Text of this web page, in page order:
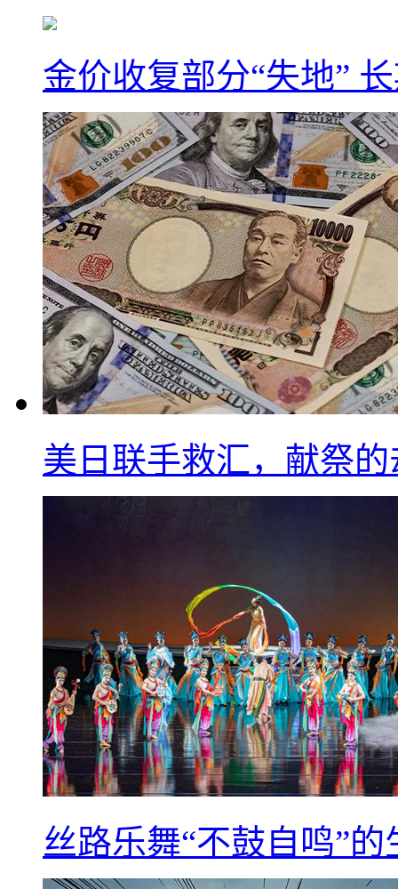
金价收复部分“失地”
美日联手救汇，献祭
丝路乐舞“不鼓自鸣”